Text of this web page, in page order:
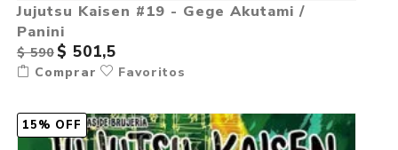
Jujutsu Kaisen #19 - Gege Akutami /
Panini
$ 590 $ 501,5
Comprar Favoritos
15% OFF